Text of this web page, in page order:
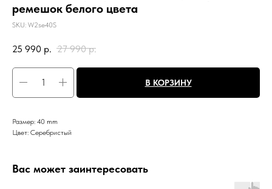
ремешок белого цвета
SKU: W2se40S
25 990 р. 27 990 р.
В КОРЗИНУ
Размер: 40 mm
Цвет: Серебристый
Вас может заинтересовать